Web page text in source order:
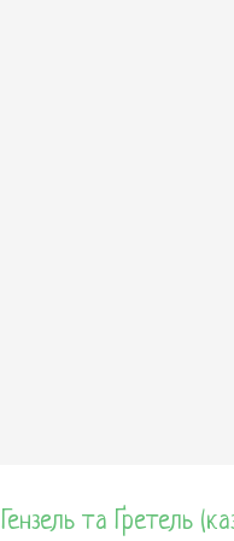
Гензель та Ґретель